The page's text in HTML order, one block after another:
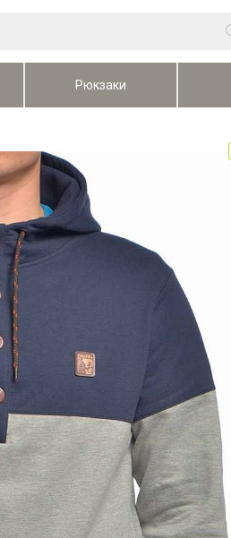
Рюкзаки